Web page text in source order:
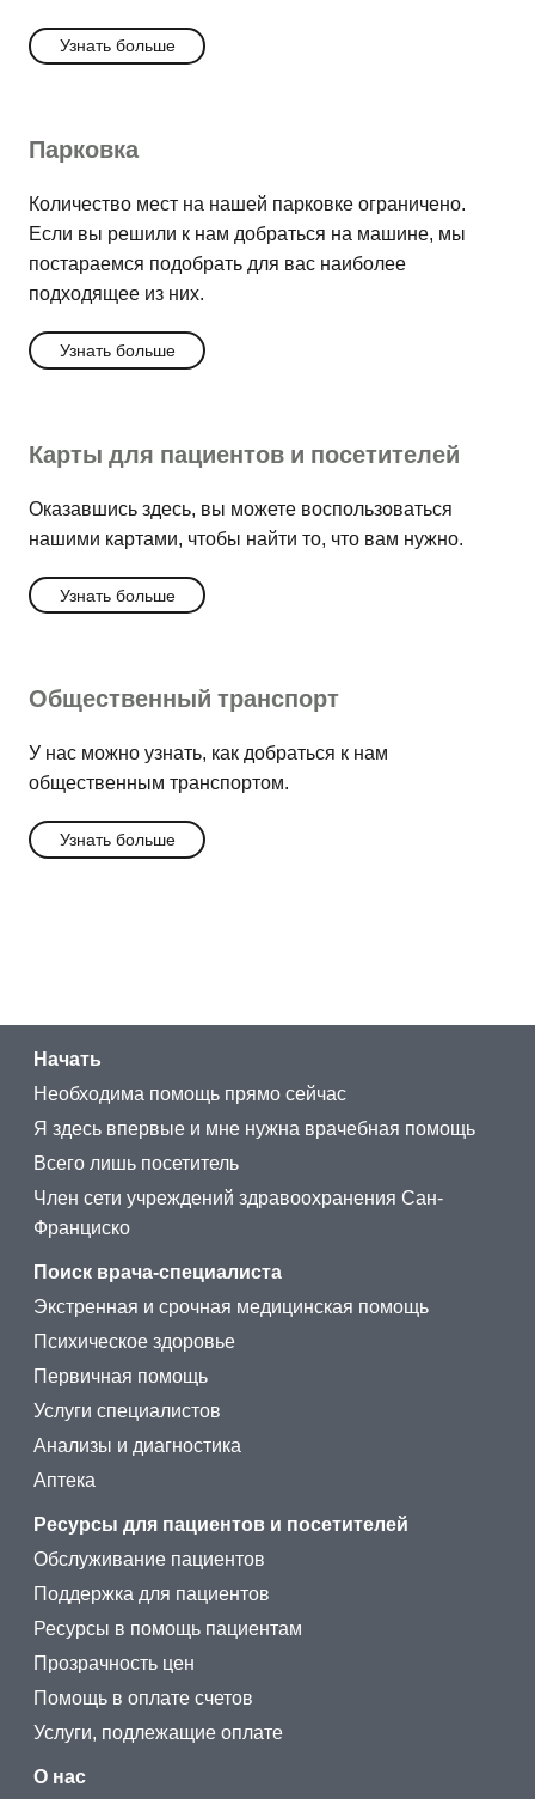
Узнать больше
Парковка
Количество мест на нашей парковке ограничено.
Если вы решили к нам добраться на машине, мы
постараемся подобрать для вас наиболее
подходящее из них.
Узнать больше
Карты для пациентов и посетителей
Оказавшись здесь, вы можете воспользоваться
нашими картами, чтобы найти то, что вам нужно.
Узнать больше
Общественный транспорт
У нас можно узнать, как добраться к нам
общественным транспортом.
Узнать больше
Начать
Необходима помощь прямо сейчас
Я здесь впервые и мне нужна врачебная помощь
Всего лишь посетитель
Член сети учреждений здравоохранения Сан-
Франциско
Поиск врача-специалиста
Экстренная и срочная медицинская помощь
Психическое здоровье
Первичная помощь
Услуги специалистов
Анализы и диагностика
Аптека
Ресурсы для пациентов и посетителей
Обслуживание пациентов
Поддержка для пациентов
Ресурсы в помощь пациентам
Прозрачность цен
Помощь в оплате счетов
Услуги, подлежащие оплате
О нас